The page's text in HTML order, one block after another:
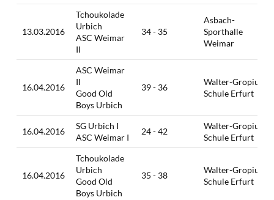
13.03.2016
Tchoukolade
Urbich
ASC Weimar
II
34 - 35
Asbach-
Sporthalle
Weimar
16.04.2016
ASC Weimar
II
Good Old
Boys Urbich
39 - 36
Walter-Gropius-
Schule Erfurt
16.04.2016
SG Urbich I
ASC Weimar I
24 - 42
Walter-Gropius-
Schule Erfurt
16.04.2016
Tchoukolade
Urbich
Good Old
Boys Urbich
35 - 38
Walter-Gropius-
Schule Erfurt